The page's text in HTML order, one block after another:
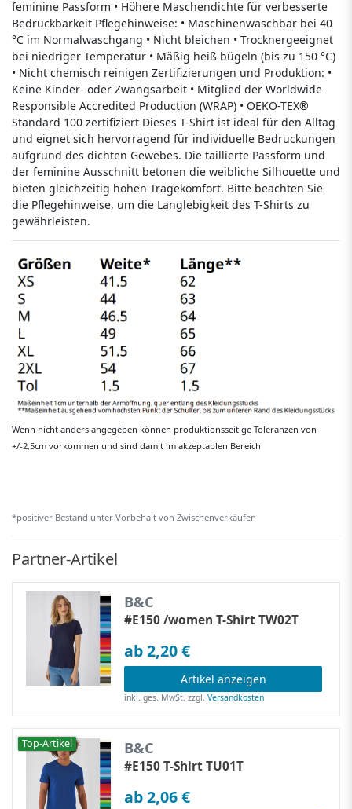
feminine Passform • Höhere Maschendichte für verbesserte
Bedruckbarkeit Pflegehinweise: • Maschinenwaschbar bei 40
°C im Normalwaschgang • Nicht bleichen • Trocknergeeignet
bei niedriger Temperatur • Mäßig heiß bügeln (bis zu 150 °C)
• Nicht chemisch reinigen Zertifizierungen und Produktion: •
Keine Kinder- oder Zwangsarbeit • Mitglied der Worldwide
Responsible Accredited Production (WRAP) • OEKO-TEX®
Standard 100 zertifiziert Dieses T-Shirt ist ideal für den Alltag
und eignet sich hervorragend für individuelle Bedruckungen
aufgrund des dichten Gewebes. Die taillierte Passform und
der feminine Ausschnitt betonen die weibliche Silhouette und
bieten gleichzeitig hohen Tragekomfort. Bitte beachten Sie
die Pflegehinweise, um die Langlebigkeit des T-Shirts zu
gewährleisten.
Wenn nicht anders angegeben können produktionsseitige Toleranzen von
+/-2,5cm vorkommen und sind damit im akzeptablen Bereich
*positiver Bestand unter Vorbehalt von Zwischenverkäufen
Partner-Artikel
B&C
#E150 /women T-Shirt TW02T
ab 2,20 €
Artikel anzeigen
inkl. ges. MwSt. zzgl.Versandkosten
Top-Artikel B&C
#E150 T-Shirt TU01T
ab 2,06 €